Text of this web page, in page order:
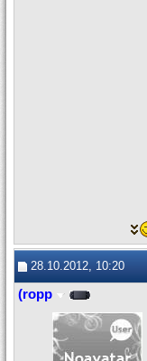
28.10.2012, 10:20
(ropp